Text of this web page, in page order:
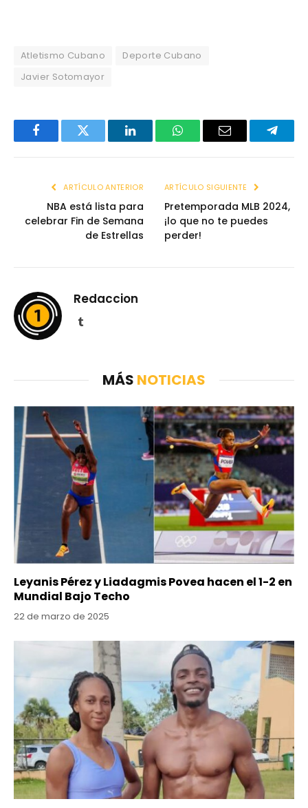
Atletismo Cubano
Deporte Cubano
Javier Sotomayor
FacebookTwitter LinkedInWhatsAppEmail
ARTÍCULO ANTERIOR
NBA está lista para
celebrar Fin de Semana
de Estrellas
ARTÍCULO SIGUIENTE
Pretemporada MLB 2024,
¡lo que no te puedes
perder!
Redaccion
Tumblr
MÁS NOTICIAS
Leyanis Pérez y Liadagmis Povea hacen el 1-2 en
Mundial Bajo Techo
22 de marzo de 2025